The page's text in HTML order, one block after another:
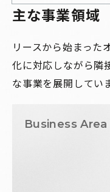
主な事業領域
リースから始まった
化に対応しながら隣
な事業を展開してい
Business Area